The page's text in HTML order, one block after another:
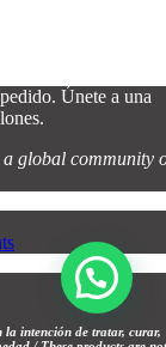
Únete a una
a global community
la intención de tratar, curar,